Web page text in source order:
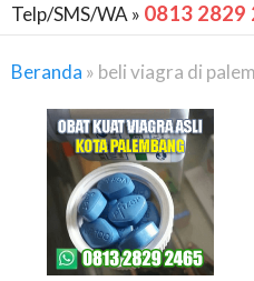
Telp/SMS/WA » 0813 2829
Beranda » beli viagra di
Beli
Viagra
Palembang